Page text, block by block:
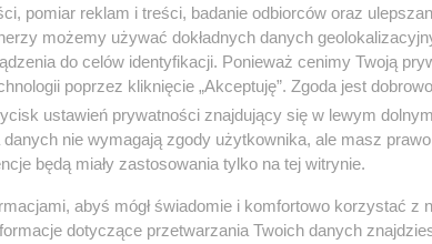
Gospodarka
pomiar reklam i treści, badanie odbiorców oraz
możemy używać dokładnych danych
do celów identyfikacji. Ponieważ cenimy Twoją
poprzez kliknięcie „Akceptuję”. Zgoda jest
ustawień prywatności znajdujący się w lewym
nie wymagają zgody użytkownika, ale masz
będą miały zastosowania tylko na tej witrynie.
abyś mógł świadomie i komfortowo korzystać z
dotyczące przetwarzania Twoich danych